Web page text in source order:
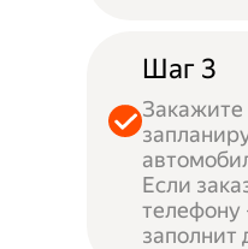
Шаг 3
Закажите
Если
телефону
заполнит